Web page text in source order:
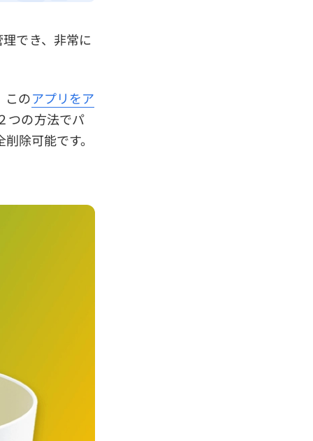
でき、非常に
このアプリをア
つの方法でパ
除可能です。